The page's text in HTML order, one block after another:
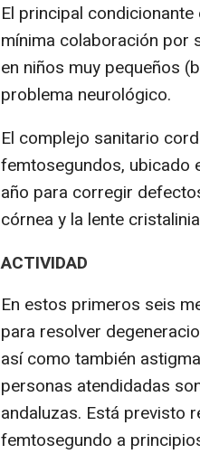
El principal
mínima colaboración por
en niños muy pequeños
problema neurológico.
El complejo sanitario
femtosegundos, ubicado
año para corregir
córnea y la lente
ACTIVIDAD
En estos primeros seis
para resolver
así como también
personas atendidadas
andaluzas. Está previsto
femtosegundo a